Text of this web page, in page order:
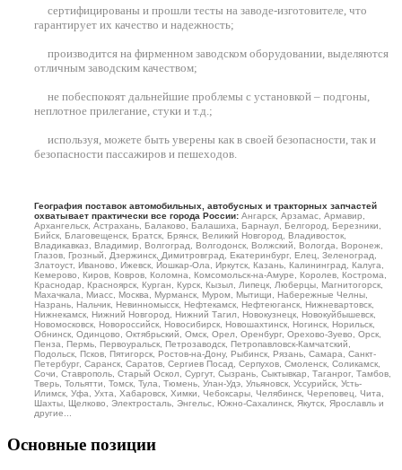
сертифицированы и прошли тесты на заводе-изготовителе, что
гарантирует их качество и надежность;
производится на фирменном заводском оборудовании, выделяются
отличным заводским качеством;
не побеспокоят дальнейшие проблемы с установкой – подгоны,
неплотное прилегание, стуки и т.д.;
используя, можете быть уверены как в своей безопасности, так и
безопасности пассажиров и пешеходов.
География поставок автомобильных, автобусных и тракторных запчастей
охватывает практически все города России: Ангарск, Арзамас, Армавир,
Архангельск, Астрахань, Балаково, Балашиха, Барнаул, Белгород, Березники,
Бийск, Благовещенск, Братск, Брянск, Великий Новгород, Владивосток,
Владикавказ, Владимир, Волгоград, Волгодонск, Волжский, Вологда, Воронеж,
Глазов, Грозный, Дзержинск, Димитровград, Екатеринбург, Елец, Зеленоград,
Златоуст, Иваново, Ижевск, Йошкар-Ола, Иркутск, Казань, Калининград, Калуга,
Кемерово, Киров, Ковров, Коломна, Комсомольск-на-Амуре, Королев, Кострома,
Краснодар, Красноярск, Курган, Курск, Кызыл, Липецк, Люберцы, Магнитогорск,
Махачкала, Миасс, Москва, Мурманск, Муром, Мытищи, Набережные Челны,
Назрань, Нальчик, Невинномысск, Нефтекамск, Нефтеюганск, Нижневартовск,
Нижнекамск, Нижний Новгород, Нижний Тагил, Новокузнецк, Новокуйбышевск,
Новомосковск, Новороссийск, Новосибирск, Новошахтинск, Ногинск, Норильск,
Обнинск, Одинцово, Октябрьский, Омск, Орел, Оренбург, Орехово-Зуево, Орск,
Пенза, Пермь, Первоуральск, Петрозаводск, Петропавловск-Камчатский,
Подольск, Псков, Пятигорск, Ростов-на-Дону, Рыбинск, Рязань, Самара, Санкт-
Петербург, Саранск, Саратов, Сергиев Посад, Серпухов, Смоленск, Соликамск,
Сочи, Ставрополь, Старый Оскол, Сургут, Сызрань, Сыктывкар, Таганрог, Тамбов,
Тверь, Тольятти, Томск, Тула, Тюмень, Улан-Удэ, Ульяновск, Уссурийск, Усть-
Илимск, Уфа, Ухта, Хабаровск, Химки, Чебоксары, Челябинск, Череповец, Чита,
Шахты, Щелково, Электросталь, Энгельс, Южно-Сахалинск, Якутск, Ярославль и
другие...
Основные позиции